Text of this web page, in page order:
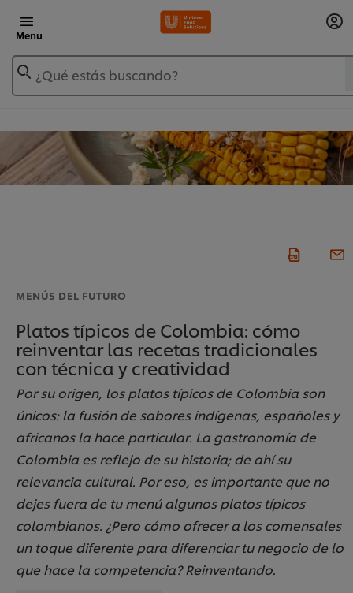
Menu
¿Qué estás buscando?
MENÚS DEL FUTURO
Platos típicos de Colombia: cómo
reinventar las recetas tradicionales
con técnica y creatividad
Por su origen, los platos típicos de Colombia son
únicos: la fusión de sabores indígenas, españoles y
africanos la hace particular. La gastronomía de
Colombia es reflejo de su historia; de ahí su
relevancia cultural. Por eso, es importante que no
dejes fuera de tu menú algunos platos típicos
colombianos. ¿Pero cómo ofrecer a los comensales
un toque diferente para diferenciar tu negocio de lo
que hace la competencia? Reinventando.